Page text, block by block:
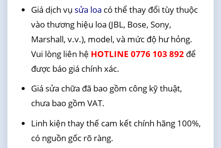
Giá dịch vụ sửa loa có thể thay đổi tùy thuộc
vào thương hiệu loa (JBL, Bose, Sony,
Marshall, v.v.), model, và mức độ hư hỏng.
Vui lòng liên hệ HOTLINE 0776 103 892để
được báo giá chính xác.
Giá sửa chữa đã bao gồm công kỹ thuật,
chưa bao gồm VAT.
Linh kiện thay thế cam kết chính hãng 100%,
có nguồn gốc rõ ràng.